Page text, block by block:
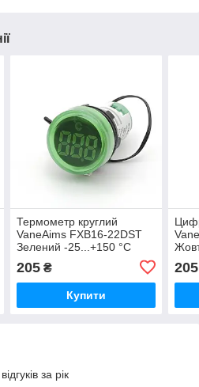
Термометр круглий
VaneAims FXB16-22DST
Зелений -25...+150 °C
205₴
Купити
205
за рік